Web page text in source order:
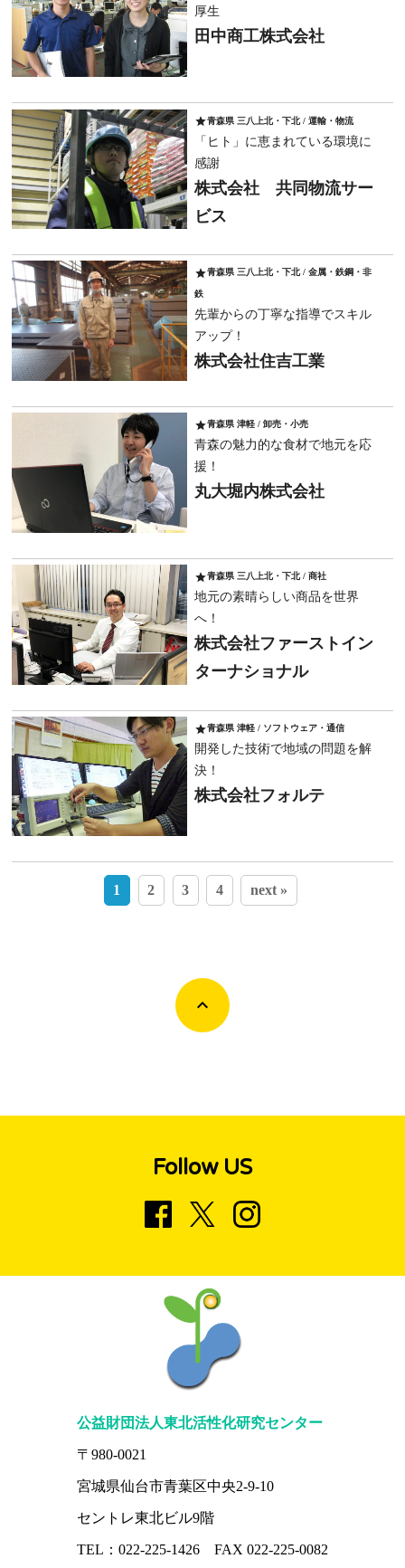
厚生
田中商工株式会社
star青森県 三八上北・下北 / 運輸・物流
「ヒト」に恵まれている環境に
感謝
株式会社 共同物流サー
ビス
star青森県 三八上北・下北 / 金属・鉄鋼・非
鉄
先輩からの丁寧な指導でスキル
アップ！
株式会社住吉工業
star青森県 津軽 / 卸売・小売
青森の魅力的な食材で地元を応
援！
丸大堀内株式会社
star青森県 三八上北・下北 / 商社
地元の素晴らしい商品を世界
へ！
株式会社ファーストイン
ターナショナル
star青森県 津軽 / ソフトウェア・通信
開発した技術で地域の問題を解
決！
株式会社フォルテ
1 2 3 4 next »
Follow US
公益財団法人東北活性化研究センター
〒980-0021
宮城県仙台市青葉区中央2-9-10
セントレ東北ビル9階
TEL：022-225-1426 FAX 022-225-0082